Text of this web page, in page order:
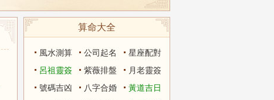
算命大全
風水測算 公司起名
星座配對
呂祖靈簽
紫薇排盤
月老靈簽
號碼吉凶
八字合婚
黃道吉日